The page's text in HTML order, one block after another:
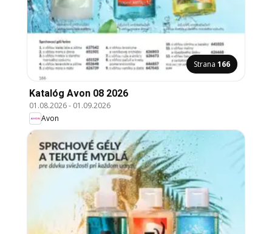
Strana 166
Katalóg Avon 08 2026
01.08.2026- 01.09.2026
Avon